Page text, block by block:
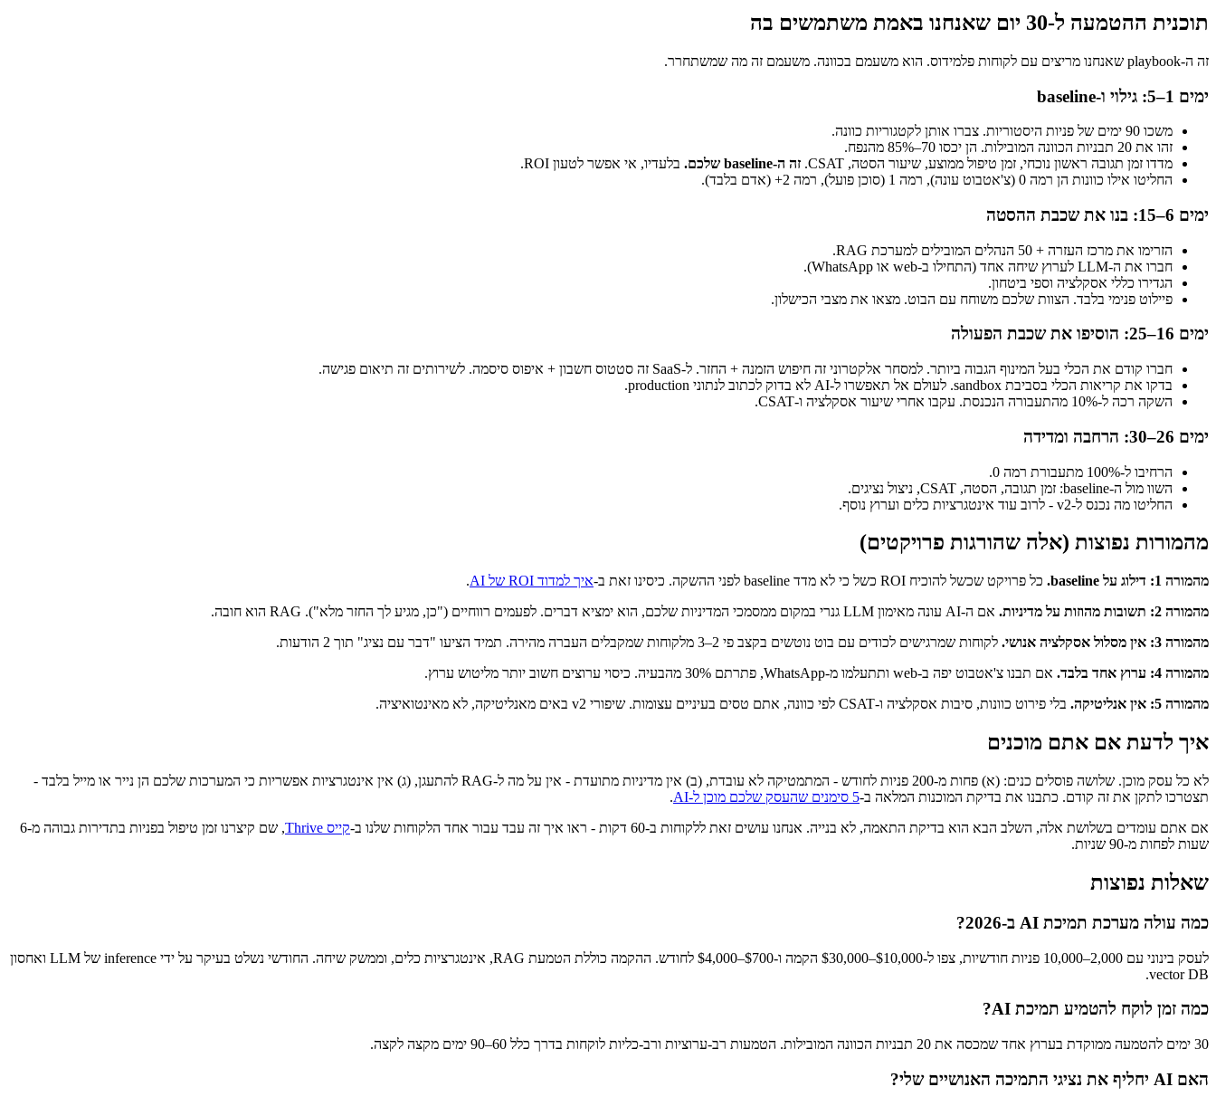
תוכנית ההטמעה ל-30 יום שאנחנו באמת משתמשים בה
זה ה-playbook שאנחנו מריצים עם לקוחות פלמידוס. הוא משעמם בכוונה. משעמם זה מה שמשתחרר.
ימים 1–5: גילוי ו-baseline
משכו 90 ימים של פניות היסטוריות. צברו אותן לקטגוריות כוונה.
זהו את 20 תבניות הכוונה המובילות. הן יכסו 70–85% מהנפח.
מדדו זמן תגובה ראשון נוכחי, זמן טיפול ממוצע, שיעור הסטה, CSAT.
זה ה-baseline שלכם.
בלעדיו, אי אפשר לטעון ROI.
החליטו אילו כוונות הן רמה 0 (צ'אטבוט עונה), רמה 1 (סוכן פועל), רמה 2+ (אדם בלבד).
ימים 6–15: בנו את שכבת ההסטה
הזרימו את מרכז העזרה + 50 הנהלים המובילים למערכת RAG.
חברו את ה-LLM לערוץ שיחה אחד (התחילו ב-web או WhatsApp).
הגדירו כללי אסקלציה וספי ביטחון.
פיילוט פנימי בלבד. הצוות שלכם משוחח עם הבוט. מצאו את מצבי הכישלון.
ימים 16–25: הוסיפו את שכבת הפעולה
חברו קודם את הכלי בעל המינוף הגבוה ביותר. למסחר אלקטרוני זה חיפוש הזמנה + החזר. ל-SaaS זה סטטוס חשבון + איפוס סיסמה. לשירותים זה תיאום פגישה.
בדקו את קריאות הכלי בסביבת sandbox. לעולם אל תאפשרו ל-AI לא בדוק לכתוב לנתוני production.
השקה רכה ל-10% מהתעבורה הנכנסת. עקבו אחרי שיעור אסקלציה ו-CSAT.
ימים 26–30: הרחבה ומדידה
הרחיבו ל-100% מתעבורת רמה 0.
השוו מול ה-baseline: זמן תגובה, הסטה, CSAT, ניצול נציגים.
החליטו מה נכנס ל-v2 - לרוב עוד אינטגרציות כלים וערוץ נוסף.
מהמורות נפוצות (אלה שהורגות פרויקטים)
מהמורה 1: דילוג על baseline. כל פרויקט שכשל להוכיח ROI כשל כי לא מדד baseline לפני ההשקה. כיסינו זאת ב- איך למדוד ROI של AI
.
מהמורה 2: תשובות מהוזות על מדיניות.
אם ה-AI עונה מאימון LLM גנרי במקום ממסמכי המדיניות שלכם, הוא ימציא דברים. לפעמים רווחיים ("כן, מגיע לך החזר מלא"). RAG הוא חובה.
מהמורה 3: אין מסלול אסקלציה אנושי.
לקוחות שמרגישים לכודים עם בוט נוטשים בקצב פי 2–3 מלקוחות שמקבלים העברה מהירה. תמיד הציעו "דבר עם נציג" תוך 2 הודעות.
מהמורה 4: ערוץ אחד בלבד.
אם תבנו צ'אטבוט יפה ב-web ותתעלמו מ-WhatsApp, פתרתם 30% מהבעיה. כיסוי ערוצים חשוב יותר מליטוש ערוץ.
מהמורה 5: אין אנליטיקה.
בלי פירוט כוונות, סיבות אסקלציה ו-CSAT לפי כוונה, אתם טסים בעיניים עצומות. שיפורי v2 באים מאנליטיקה, לא מאינטואיציה.
איך לדעת אם אתם מוכנים
לא כל עסק מוכן. שלושה פוסלים כנים: (א) פחות מ-200 פניות לחודש - המתמטיקה לא עובדת, (ב) אין מדיניות מתועדת - אין על מה ל-RAG להתעגן, (ג) אין אינטגרציות אפשריות כי המערכות שלכם הן נייר או מייל בלבד -
תצטרכו לתקן את זה קודם. כתבנו את בדיקת המוכנות המלאה ב-5 סימנים שהעסק שלכם מוכן ל-AI
.
אם אתם עומדים בשלושת אלה, השלב הבא הוא בדיקת התאמה, לא בנייה. אנחנו עושים זאת ללקוחות ב-60 דקות - ראו איך זה עבד עבור אחד הלקוחות שלנו ב-
קייס Thrive
, שם קיצרנו זמן טיפול בפניות בתדירות גבוהה מ-6
שעות לפחות מ-90 שניות.
שאלות נפוצות
כמה עולה מערכת תמיכת AI ב-2026?
לעסק בינוני עם 2,000–10,000 פניות חודשיות, צפו ל-$10,000–$30,000 הקמה ו-$700–$4,000 לחודש. ההקמה כוללת הטמעת RAG, אינטגרציות כלים, וממשק שיחה. החודשי נשלט בעיקר על ידי inference של LLM ואחסון
vector DB.
כמה זמן לוקח להטמיע תמיכת AI?
30 ימים להטמעה ממוקדת בערוץ אחד שמכסה את 20 תבניות הכוונה המובילות. הטמעות רב-ערוציות ורב-כליות לוקחות בדרך כלל 60–90 ימים מקצה לקצה.
האם AI יחליף את נציגי התמיכה האנושיים שלי?